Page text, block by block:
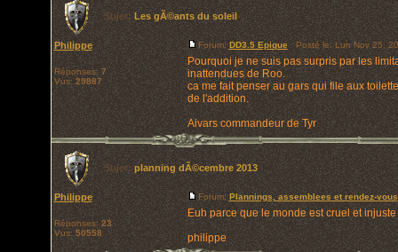
Sujet:Les gÃ©ants du soleil
Philippe
Réponses:7
Vus:29887
Forum:DD3.5 Epique Posté le: Lun Nov 25,
Pourquoi je ne suis pas surpris par les
inattendues de Roo.
ca me fait penser au gars qui file aux
de l'addition.
Aivars commandeur de Tyr
Sujet:planning dÃ©cembre 2013
Philippe
Réponses:23
Vus:50558
Forum:Plannings, assemblees et rendez-vous
Euh parce que le monde est cruel et
philippe